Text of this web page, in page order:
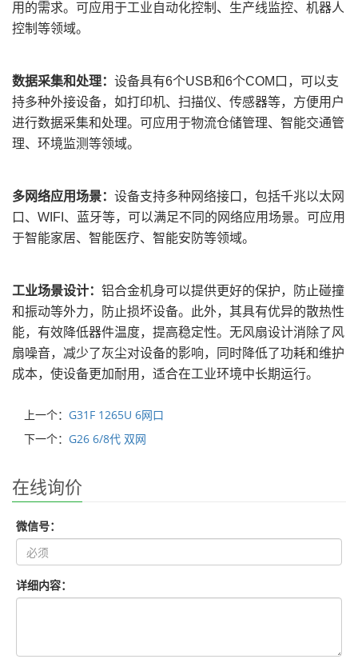
用的需求。 可应用于工业自动化控制、生产线监控、机器人
控制等领域。
数据采集和处理： 设备具有6个USB和6个COM口，可以支
持多种外接设备，如打印机、扫描仪、传感器等，方便用户
进行数据采集和处理。 可应用于物流仓储管理、智能交通管
理、环境监测等领域。
多网络应用场景： 设备支持多种网络接口，包括千兆以太网
口、 WIFI、蓝牙等，可以满足不同的网络应用场景。 可应用
于智能家居、智能医疗、智能安防等领域。
工业场景设计： 铝合金机身可以提供更好的保护，防止碰撞
和振动等外力，防止损坏设备。此外，其具有优异的散热性
能，有效降低器件温度，提高稳定性。无风扇设计消除了风
扇噪音， 减少了灰尘对设备的影响，同时降低了功耗和维护
成本，使设备更加耐用，适合在工业环境中长期运行。
上一个： G31F 1265U 6网口
下一个： G26 6/8代 双网
在线询价
微信号：
详细内容：